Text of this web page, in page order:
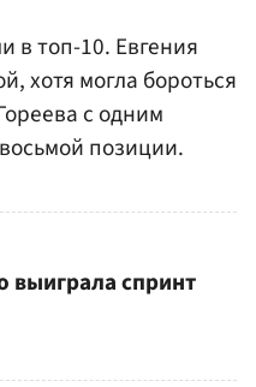
в топ-10. Евгения
хотя могла бороться
с одним
позиции.
выиграла спринт